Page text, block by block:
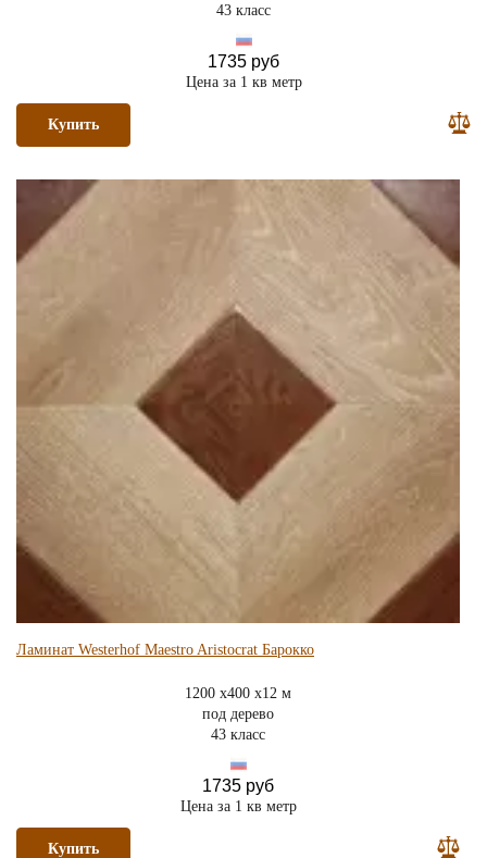
43 класс
1735 руб
Цена за 1 кв метр
Купить
Ламинат Westerhof Maestro Aristocrat Барокко
1200 x400 x12 м
под дерево
43 класс
1735 руб
Цена за 1 кв метр
Купить